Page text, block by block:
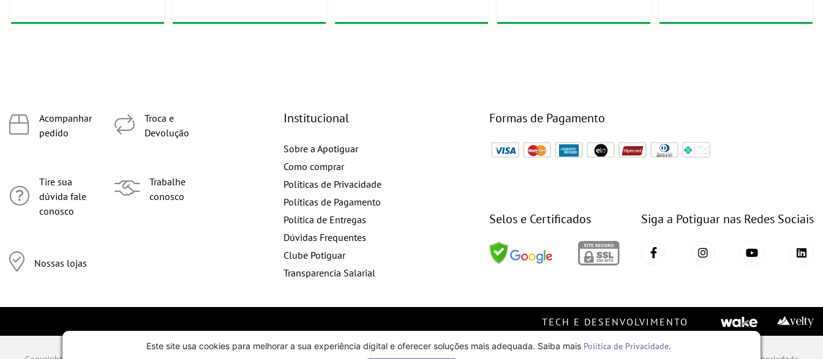
Acompanhar
pedido
Tire sua
dúvida fale
conosco
Nossas lojas
Troca e
Devolução
Trabalhe
conosco
Institucional
Sobre a Apotiguar
Como comprar
Políticas de Privacidade
Políticas de Pagamento
Política de Entregas
Dúvidas Frequentes
Clube Potiguar
Transparencia Salarial
Formas de Pagamento
Selos e Certificados Siga a Potiguar nas Redes Sociais
TECH E DESENVOLVIMENTO
Este site usa cookies para melhorar a sua experiência digital e oferecer soluções mais adequada. Saiba mais Política de Privacidade.